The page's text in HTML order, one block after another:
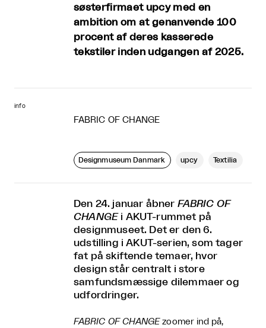
søsterfirmaet upcy med en
ambition om at genanvende 100
procent af deres kasserede
tekstiler inden udgangen af 2025.
info
FABRIC OF CHANGE
Designmuseum Danmark upcy Textilia
Den 24. januar åbner FABRIC OF
CHANGEi AKUT-rummet på
designmuseet. Det er den 6.
udstilling i AKUT-serien, som tager
fat på skiftende temaer, hvor
design står centralt i store
samfundsmæssige dilemmaer og
udfordringer.
FABRIC OF CHANGE zoomer ind på,